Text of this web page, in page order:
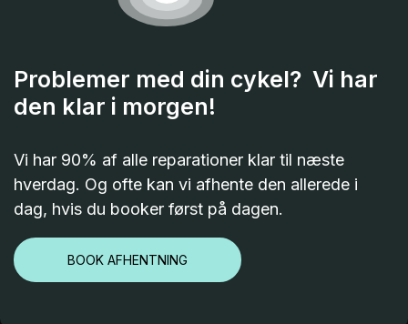
Problemer med din cykel? Vi har
den klar i morgen!
Vi har 90% af alle reparationer klar til næste
hverdag. Og ofte kan vi afhente den allerede i
dag, hvis du booker først på dagen.
BOOK AFHENTNING